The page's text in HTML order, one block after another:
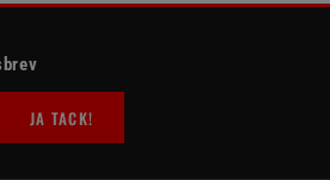
JA TACK!